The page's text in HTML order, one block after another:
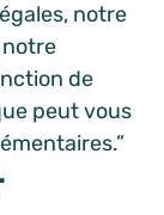
notre
de
peut vous